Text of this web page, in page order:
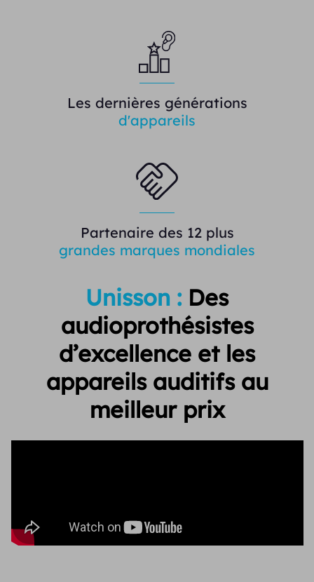
Les dernières générations
d'appareils
Partenaire des 12 plus
grandes marques mondiales
Unisson : Des
audioprothésistes
d’excellence etles
appareils auditifs au
meilleur prix